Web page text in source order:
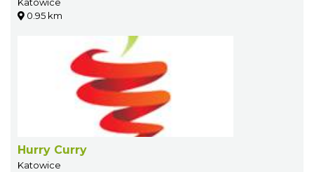
Katowice
0.95 km
Hurry Curry
Katowice